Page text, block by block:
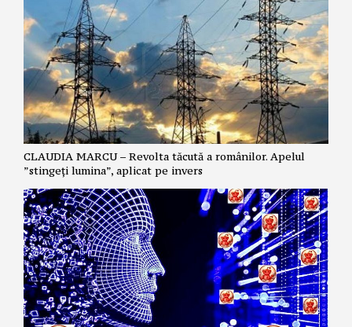
CLAUDIA MARCU – Revolta tăcută a românilor. Apelul
”stingeți lumina”, aplicat pe invers